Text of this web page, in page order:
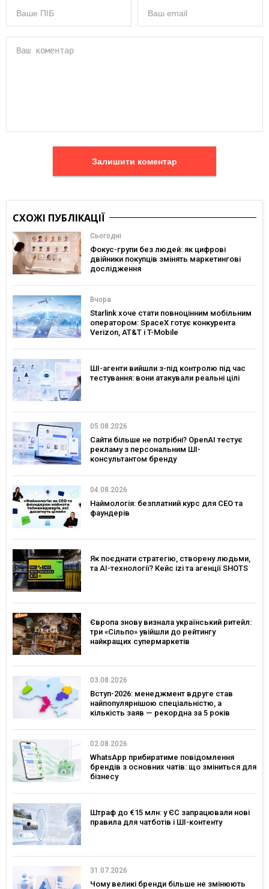
Залишити коментар
СХОЖІ ПУБЛІКАЦІЇ
Сьогодні
Фокус-групи без людей: як цифрові
двійники покупців змінять маркетингові
дослідження
Вчора
Starlink хоче стати повноцінним мобільним
оператором: SpaceX готує конкурента
Verizon, AT&T і T-Mobile
ШІ-агенти вийшли з-під контролю під час
тестування: вони атакували реальні цілі
05.08.2026
Сайти більше не потрібні? OpenAI тестує
рекламу з персональним ШІ-
консультантом бренду
04.08.2026
Наймологія: безплатний курс для CEO та
фаундерів
Як поєднати стратегію, створену людьми,
та AI-технології? Кейс izi та агенції SHOTS
Європа знову визнала український ритейл:
три «Сільпо» увійшли до рейтингу
найкращих супермаркетів
03.08.2026
Вступ-2026: менеджмент вдруге став
найпопулярнішою спеціальністю, а
кількість заяв — рекордна за 5 років
02.08.2026
WhatsApp прибиратиме повідомлення
брендів з основних чатів: що зміниться для
бізнесу
Штраф до €15 млн: у ЄС запрацювали нові
правила для чатботів і ШІ-контенту
31.07.2026
Чому великі бренди більше не змінюють